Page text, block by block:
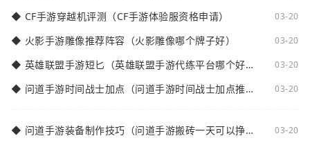
◆ CF手游穿越机评测（CF手游体验服资格申请） 03-20
◆ 火影手游雕像推荐阵容（火影雕像哪个牌子好） 03-20
◆ 英雄联盟手游短匕（英雄联盟手游代练平台哪个好
03-20
◆ 问道手游时间战士加点（问道手游时间战士加点推
03-20
◆ 问道手游装备制作技巧（问道手游搬砖一天可以挣多
03-20